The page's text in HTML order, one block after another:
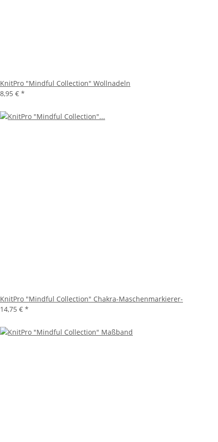
KnitPro "Mindful Collection" Wollnadeln
8,95 € *
KnitPro "Mindful Collection" Chakra-Maschenmarkierer-
14,75 € *